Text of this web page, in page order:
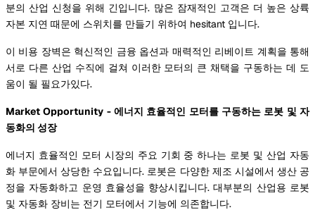
분의 산업 신청을 위해 긴입니다. 많은 잠재적인 고객은 더 높은 상륙
자본 지연 때문에 스위치를 만들기 위하여 hesitant 입니다.
이 비용 장벽은 혁신적인 금융 옵션과 매력적인 리베이트 계획을 통해
서로 다른 산업 수직에 걸쳐 이러한 모터의 큰 채택을 구동하는 데 도
움이 될 필요가있다.
Market Opportunity - 에너지 효율적인 모터를 구동하는 로봇 및 자
동화의 성장
에너지 효율적인 모터 시장의 주요 기회 중 하나는 로봇 및 산업 자동
화 부문에서 상당한 수요입니다. 로봇은 다양한 제조 시설에서 생산 공
정을 자동화하고 운영 효율성을 향상시킵니다. 대부분의 산업용 로봇
및 자동화 장비는 전기 모터에서 기능에 의존합니다.